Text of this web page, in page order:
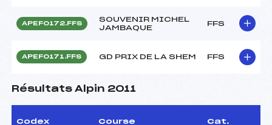
APEF0172.FFS
SOUVENIR MICHEL
JAMBAQUE
FFS
APEF0171.FFS GD PRIX DE LA SHEM FFS
Résultats Alpin 2011
Codex Course Cat.